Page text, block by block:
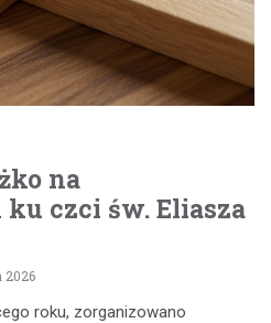
na
czci św. Eliasza
2026
roku, zorganizowano